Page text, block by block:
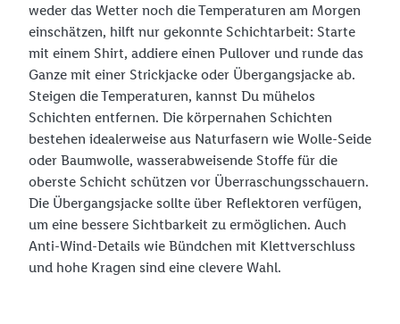
weder das Wetter noch die Temperaturen am Morgen
einschätzen, hilft nur gekonnte Schichtarbeit: Starte
mit einem Shirt, addiere einen Pullover und runde das
Ganze mit einer Strickjacke oder Übergangsjacke ab.
Steigen die Temperaturen, kannst Du mühelos
Schichten entfernen. Die körpernahen Schichten
bestehen idealerweise aus Naturfasern wie Wolle-Seide
oder Baumwolle, wasserabweisende Stoffe für die
oberste Schicht schützen vor Überraschungsschauern.
Die Übergangsjacke sollte über Reflektoren verfügen,
um eine bessere Sichtbarkeit zu ermöglichen. Auch
Anti-Wind-Details wie Bündchen mit Klettverschluss
und hohe Kragen sind eine clevere Wahl.